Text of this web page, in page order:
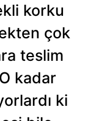
korku
çok
teslim
kadar
ki